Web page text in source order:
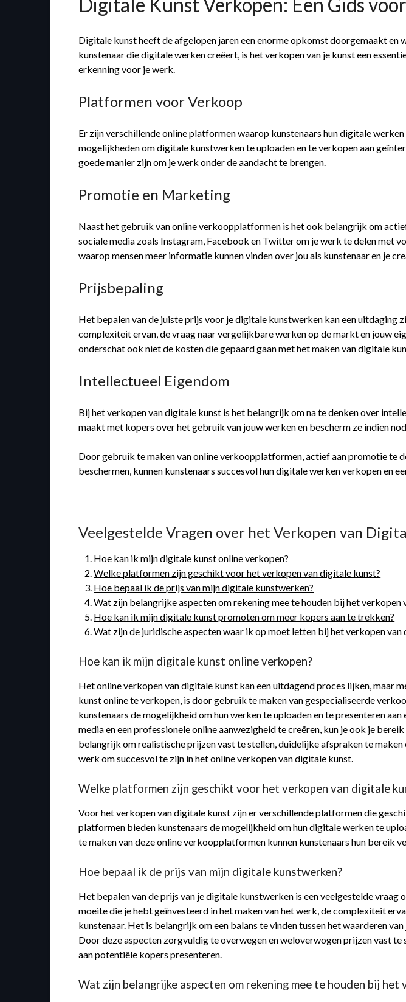
Digitale kunst heeft de afgelopen jaren een enorme opkomst doorgemaakt
kunstenaar die digitale werken creëert, is het verkopen van je kunst een
erkenning voor je werk.
Platformen voor Verkoop
Er zijn verschillende online platformen waarop kunstenaars hun digitale
mogelijkheden om digitale kunstwerken te uploaden en te verkopen aan
goede manier zijn om je werk onder de aandacht te brengen.
Promotie en Marketing
Naast het gebruik van online verkoopplatformen is het ook belangrijk om
sociale media zoals Instagram, Facebook en Twitter om je werk te delen
waarop mensen meer informatie kunnen vinden over jou als kunstenaar en je
Prijsbepaling
Het bepalen van de juiste prijs voor je digitale kunstwerken kan een uitdaging
complexiteit ervan, de vraag naar vergelijkbare werken op de markt en jouw
onderschat ook niet de kosten die gepaard gaan met het maken van digitale
Intellectueel Eigendom
Bij het verkopen van digitale kunst is het belangrijk om na te denken over
maakt met kopers over het gebruik van jouw werken en bescherm ze indien
Door gebruik te maken van online verkoopplatformen, actief aan promotie te
beschermen, kunnen kunstenaars succesvol hun digitale werken verkopen en
Veelgestelde Vragen over het Verkopen van
Hoe kan ik mijn digitale kunst online verkopen?
Welke platformen zijn geschikt voor het verkopen van digitale kunst?
Hoe bepaal ik de prijs van mijn digitale kunstwerken?
Wat zijn belangrijke aspecten om rekening mee te houden bij het verkopen
Hoe kan ik mijn digitale kunst promoten om meer kopers aan te trekken?
Wat zijn de juridische aspecten waar ik op moet letten bij het verkopen van
Hoe kan ik mijn digitale kunst online verkopen?
Het online verkopen van digitale kunst kan een uitdagend proces lijken, maar
kunst online te verkopen, is door gebruik te maken van gespecialiseerde
kunstenaars de mogelijkheid om hun werken te uploaden en te presenteren
media en een professionele online aanwezigheid te creëren, kun je ook je
belangrijk om realistische prijzen vast te stellen, duidelijke afspraken te
werk om succesvol te zijn in het online verkopen van digitale kunst.
Welke platformen zijn geschikt voor het verkopen van digitale
Voor het verkopen van digitale kunst zijn er verschillende platformen die
platformen bieden kunstenaars de mogelijkheid om hun digitale werken te
te maken van deze online verkoopplatformen kunnen kunstenaars hun bereik
Hoe bepaal ik de prijs van mijn digitale kunstwerken?
Het bepalen van de prijs van je digitale kunstwerken is een veelgestelde
moeite die je hebt geïnvesteerd in het maken van het werk, de complexiteit
kunstenaar. Het is belangrijk om een balans te vinden tussen het waarderen
Door deze aspecten zorgvuldig te overwegen en weloverwogen prijzen vast
aan potentiële kopers presenteren.
Wat zijn belangrijke aspecten om rekening mee te houden bij het